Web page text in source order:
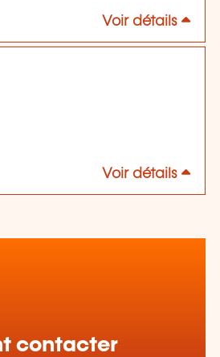
Voir détails
Voir détails
contacter